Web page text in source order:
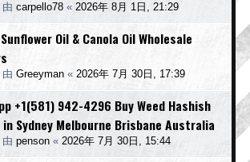
carpello78 « 2026年 8月 1日, 21:29
Oil & Canola Oil Wholesale
Greeyman « 2026年 7月 30日, 17:39
+1(581) 942-4296 Buy Weed Hashish
in Sydney Melbourne Brisbane Australia
penson « 2026年 7月 30日, 15:44